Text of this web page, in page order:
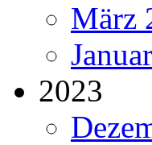
März
2023